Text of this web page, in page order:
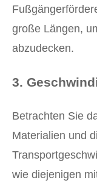
große Längen,
abzudecken.
3.
Betrachten Sie
Materialien und
wie diejenigen